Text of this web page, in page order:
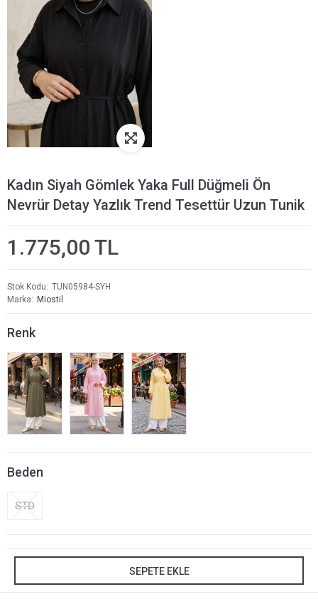
Kadın Siyah Gömlek Yaka Full Düğmeli Ön
Nevrür Detay Yazlık Trend Tesettür Uzun Tunik
1.775,00 TL
Stok Kodu
TUN05984-SYH
Marka
Miostil
Renk
Beden
STD
SEPETE EKLE